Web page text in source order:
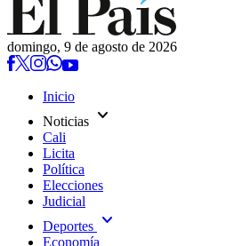
domingo, 9 de agosto de 2026
Inicio
Noticias expand_more
Cali
Licita
Política
Elecciones
Judicial
Deportes expand_more
Economía